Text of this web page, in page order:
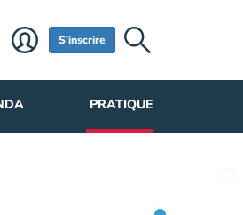
S'inscrire
PRATIQUE